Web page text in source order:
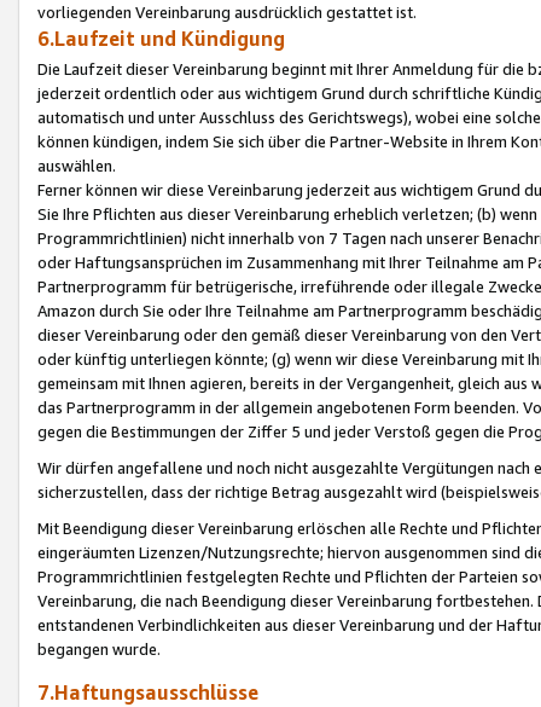
vorliegenden Vereinbarung ausdrücklich gestattet ist.
6.Laufzeit und Kündigung
Die Laufzeit dieser Vereinbarung beginnt mit Ihrer Anmeldung für die
jederzeit ordentlich oder aus wichtigem Grund durch schriftliche
automatisch und unter Ausschluss des Gerichtswegs), wobei eine
können kündigen, indem Sie sich über die Partner-Website in Ihrem
auswählen.
Ferner können wir diese Vereinbarung jederzeit aus wichtigem Grund
Sie Ihre Pflichten aus dieser Vereinbarung erheblich verletzen; (b)
Programmrichtlinien) nicht innerhalb von 7 Tagen nach unserer
oder Haftungsansprüchen im Zusammenhang mit Ihrer Teilnahme am
Partnerprogramm für betrügerische, irreführende oder illegale
Amazon durch Sie oder Ihre Teilnahme am Partnerprogramm
dieser Vereinbarung oder den gemäß dieser Vereinbarung von den
oder künftig unterliegen könnte; (g) wenn wir diese Vereinbarung mit
gemeinsam mit Ihnen agieren, bereits in der Vergangenheit, gleich
das Partnerprogramm in der allgemein angebotenen Form beenden.
gegen die Bestimmungen der Ziffer 5 und jeder Verstoß gegen die
Wir dürfen angefallene und noch nicht ausgezahlte Vergütungen
sicherzustellen, dass der richtige Betrag ausgezahlt wird
Mit Beendigung dieser Vereinbarung erlöschen alle Rechte und
eingeräumten Lizenzen/Nutzungsrechte; hiervon ausgenommen sind
Programmrichtlinien festgelegten Rechte und Pflichten der Parteien
Vereinbarung, die nach Beendigung dieser Vereinbarung
entstandenen Verbindlichkeiten aus dieser Vereinbarung und der
begangen wurde.
7.Haftungsausschlüsse